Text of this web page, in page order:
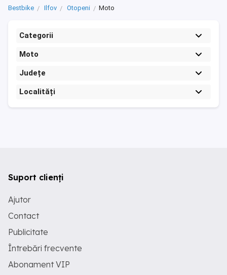
Bestbike Ilfov Otopeni Moto
Categorii
Moto
Județe
Localități
Suport clienți
Ajutor
Contact
Publicitate
Întrebări frecvente
Abonament VIP